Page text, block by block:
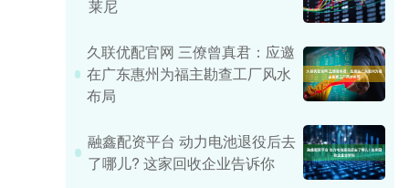
莱尼
久联优配官网 三僚曾真君：应邀
在广东惠州为福主勘查工厂风水
布局
融鑫配资平台 动力电池退役后去
了哪儿? 这家回收企业告诉你